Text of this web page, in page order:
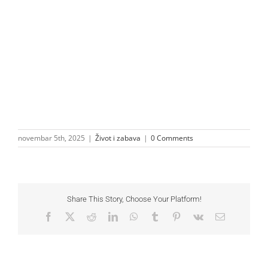
novembar 5th, 2025 | Život i zabava | 0 Comments
Share This Story, Choose Your Platform!
Facebook RedditLinkedInWhatsApp
Tumblr Pinterest
Vk Email